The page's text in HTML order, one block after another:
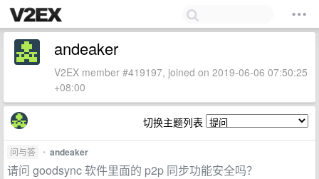
andeaker
V2EX member #419197, joined on 2019-06-06 07:50:25
+08:00
切换主题列表
问与答 • andeaker
请问 goodsync 软件里面的 p2p 同步功能安全吗？